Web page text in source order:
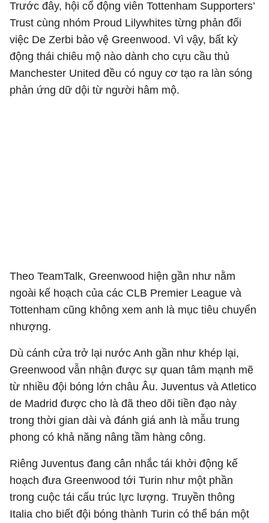
Trước đây, hội cổ động viên Tottenham Supporters’
Trust cùng nhóm Proud Lilywhites từng phản đối
việc De Zerbi bảo vệ Greenwood. Vì vậy, bất kỳ
động thái chiêu mộ nào dành cho cựu cầu thủ
Manchester United đều có nguy cơ tạo ra làn sóng
phản ứng dữ dội từ người hâm mộ.
Theo TeamTalk, Greenwood hiện gần như nằm
ngoài kế hoạch của các CLB Premier League và
Tottenham cũng không xem anh là mục tiêu chuyển
nhượng.
Dù cánh cửa trở lại nước Anh gần như khép lại,
Greenwood vẫn nhận được sự quan tâm mạnh mẽ
từ nhiều đội bóng lớn châu Âu. Juventus và Atletico
de Madrid được cho là đã theo dõi tiền đạo này
trong thời gian dài và đánh giá anh là mẫu trung
phong có khả năng nâng tầm hàng công.
Riêng Juventus đang cân nhắc tái khởi động kế
hoạch đưa Greenwood tới Turin như một phần
trong cuộc tái cấu trúc lực lượng. Truyền thông
Italia cho biết đội bóng thành Turin có thể bán một